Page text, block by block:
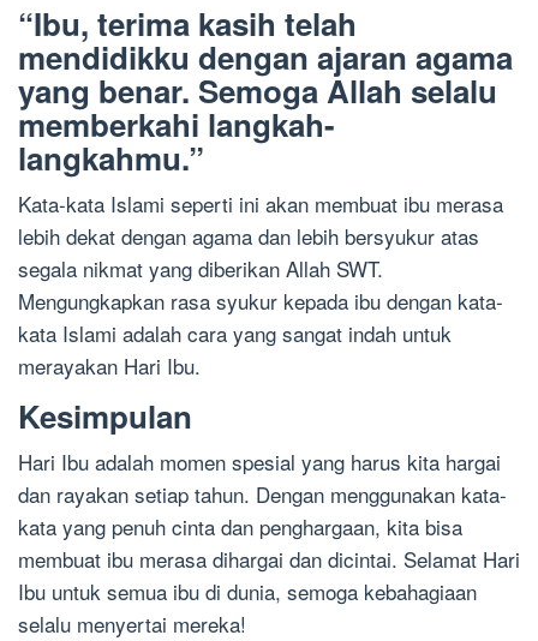
“Ibu, terima kasih telah
mendidikku dengan ajaran agama
yang benar. Semoga Allah selalu
memberkahi langkah-
langkahmu.”
Kata-kata Islami seperti ini akan membuat ibu merasa
lebih dekat dengan agama dan lebih bersyukur atas
segala nikmat yang diberikan Allah SWT.
Mengungkapkan rasa syukur kepada ibu dengan kata-
kata Islami adalah cara yang sangat indah untuk
merayakan Hari Ibu.
Kesimpulan
Hari Ibu adalah momen spesial yang harus kita hargai
dan rayakan setiap tahun. Dengan menggunakan kata-
kata yang penuh cinta dan penghargaan, kita bisa
membuat ibu merasa dihargai dan dicintai. Selamat Hari
Ibu untuk semua ibu di dunia, semoga kebahagiaan
selalu menyertai mereka!